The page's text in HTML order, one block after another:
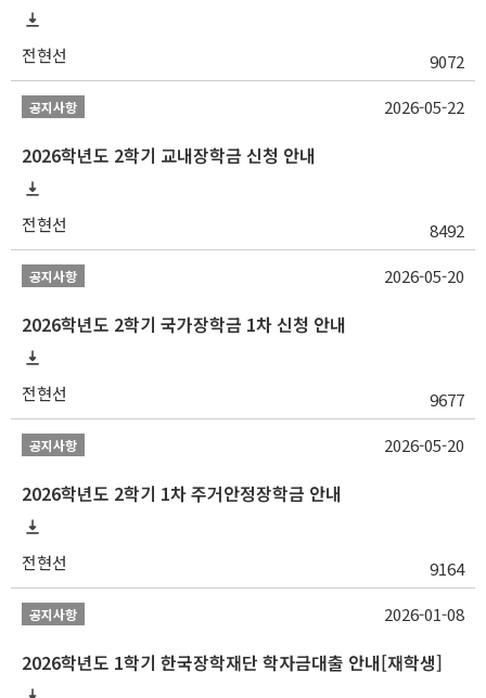
전현선 9072
공지사항
2026학년도 2학기 교내장학금 신청 안내
전현선 8492
2026-05-22
공지사항
2026학년도 2학기 국가장학금 1차 신청 안내
전현선 9677
2026-05-20
공지사항
2026학년도 2학기 1차 주거안정장학금 안내
전현선 9164
2026-05-20
공지사항
2026학년도 1학기 한국장학재단 학자금대출 안내[재학생]
2026-01-08